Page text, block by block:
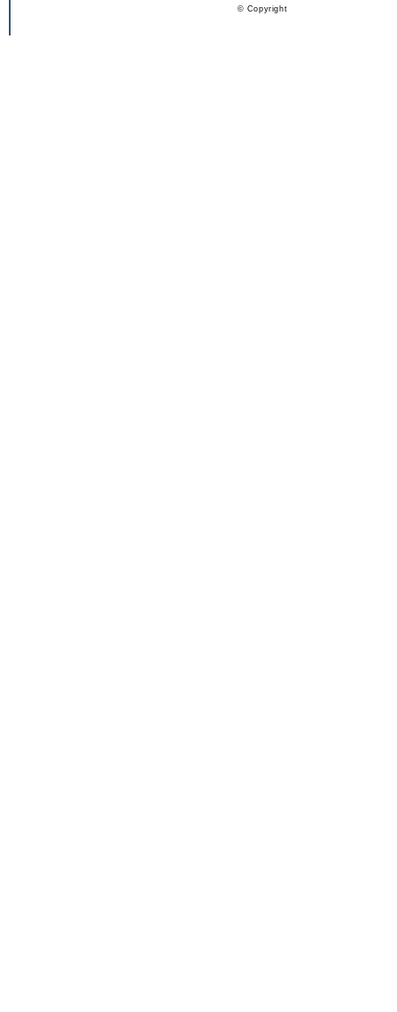
© Copyright